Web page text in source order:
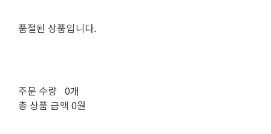
품절된 상품입니다.
주문 수량 0개
총 상품 금액 0원